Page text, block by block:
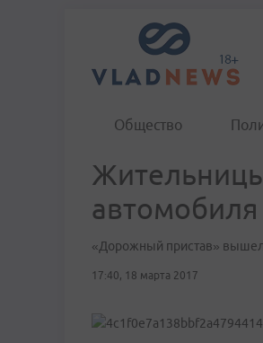
Общество
автомобиля
«Дорожный пристав»
17:40, 18 марта 2017